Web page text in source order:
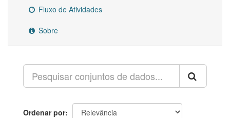
Fluxo de Atividades
Sobre
Ordenar por